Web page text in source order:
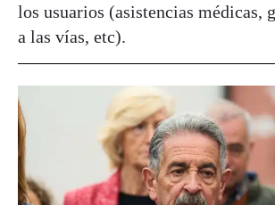
los usuarios (asistencias médicas,
a las vías, etc).